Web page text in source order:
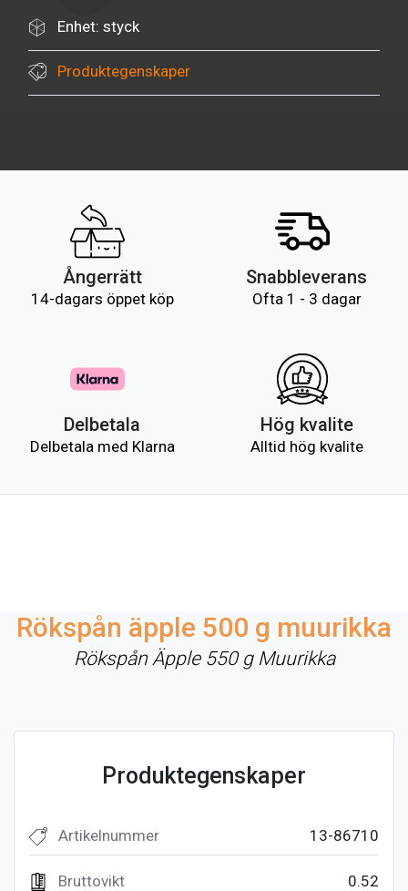
Enhet: styck
Produktegenskaper
Ångerrätt
14-dagars öppet köp
Snabbleverans
Ofta 1 - 3 dagar
Delbetala
Delbetala med Klarna
Hög kvalite
Alltid hög kvalite
Rökspån äpple 500 g muurikka
Rökspån Äpple 550 g Muurikka
Produktegenskaper
13-86710
Artikelnummer
0.52
Bruttovikt